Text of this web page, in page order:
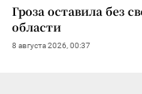
Гроза оставила без
области
8 августа 2026, 00:37